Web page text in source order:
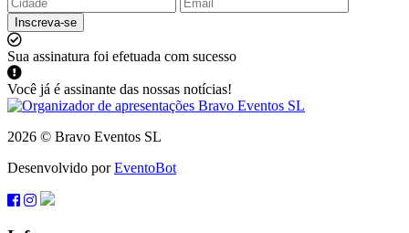
Inscreva-se
Sua assinatura foi efetuada com sucesso
Você já é assinante das nossas notícias!
2026 © Bravo Eventos SL
Desenvolvido porEventoBot